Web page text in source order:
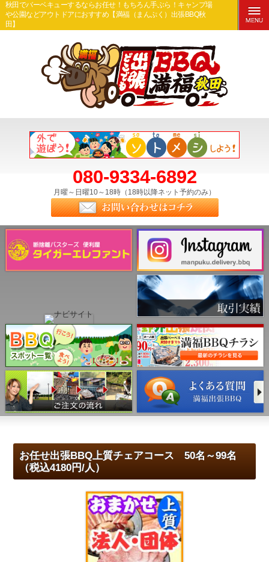
秋田でバーベキューするならお任せ！もちろん手ぶら！キャンプ場
や公園などアウトドアにおすすめ【満福（まんぷく）出張BBQ秋
田】
080-9334-6892
月曜～日曜10～18時（18時以降ネット予約のみ）
お任せ出張BBQ上質チェアコース 50名～99名
（税込4180円/人）